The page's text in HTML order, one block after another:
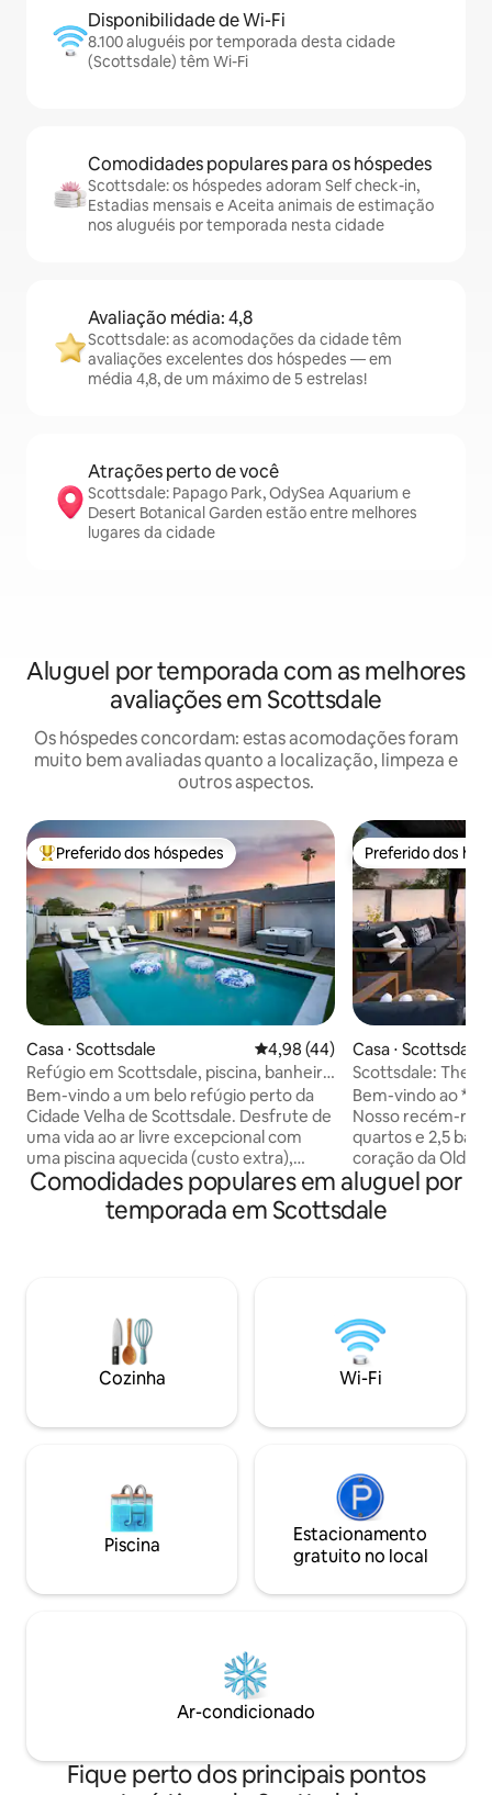
Disponibilidade de Wi-Fi
8.100 aluguéis por temporada desta cidade
(Scottsdale) têm Wi-Fi
Comodidades populares para os hóspedes
Scottsdale: os hóspedes adoram Self check-in,
Estadias mensais e Aceita animais de estimação
nos aluguéis por temporada nesta cidade
Avaliação média: 4,8
Scottsdale: as acomodações da cidade têm
avaliações excelentes dos hóspedes — em
média 4,8, de um máximo de 5 estrelas!
Atrações perto de você
Scottsdale: Papago Park, OdySea Aquarium e
Desert Botanical Garden estão entre melhores
lugares da cidade
Aluguel por temporada com as melhores
avaliações em Scottsdale
Os hóspedes concordam: estas acomodações foram
muito bem avaliadas quanto a localização, limpeza e
outros aspectos.
Entre os melhores preferidos dos hóspedes
Preferido dos hóspedes
Casa ⋅ Scottsdale 4,98 de uma avaliação média
4,98 (44)
Refúgio em Scottsdale, piscina, banheira
de hidromassagem, filmes ao ar livre!
Bem-vindo a um belo refúgio perto da
Cidade Velha de Scottsdale. Desfrute de
uma vida ao ar livre excepcional com
uma piscina aquecida (custo extra),
banheira de hidromassagem relaxante e
quintal espaçoso. Passe as manhãs na
bicicleta Peloton, os dias à beira da
desfrutam de tempo juntos ou um
viajante de negócios que busca
conforto, esta acomodação oferece um
espaço convidativo que todos podem
está à sua espera.
Preferido dos
Preferido dos
Casa ⋅ Scottsdale
Scottsdale: The
cidade antiga
Bem-vindo ao
Nosso recém-
quartos e 2,5
coração da Old
casa unifamiliar
quadrados
por toda parte,
espreguiçadeiras
pessoas e uma
tamanho normal
estádio. Perfeito
experiência de
Comodidades populares em aluguel por
temporada em Scottsdale
Cozinha Wi-Fi
Piscina
Estacionamento
gratuito no local
Ar-condicionado
Fique perto dos principais pontos